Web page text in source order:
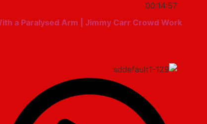
00:14:57
a Paralysed Arm | Jimmy Carr Crowd Work